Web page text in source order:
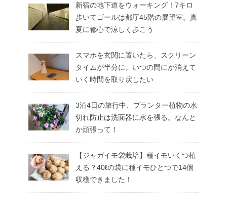
新宿の地下道をウォーキング！7キロ
歩いてゴールは都庁45階の展望室。真
夏に都心で涼しく歩こう
スマホを玄関に置いたら、スクリーン
タイムが半分に。いつの間にか消えて
いく時間を取り戻したい
3泊4日の旅行中、プランター植物の水
切れ防止は洗面器に水を張る。なんと
か頑張って！
【ジャガイモ袋栽培】種イモいくつ植
える？40ℓの袋に種イモひとつで14個
収穫できました！